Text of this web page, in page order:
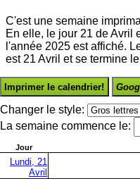
C'est une semaine
En elle, le jour 21 de Avril
l'année 2025 est affiché.
est 21 Avril et se termine le
Imprimer le calendrier!
Changer le style:
La semaine commence le:
Jour
Lundi, 21
Avril